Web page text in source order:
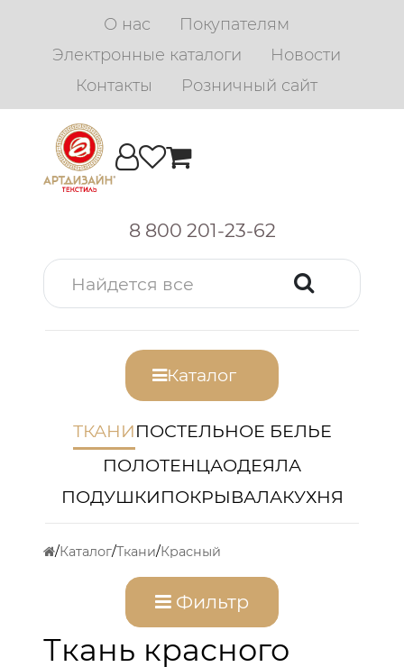
О нас
Покупателям
Электронные каталоги
Новости
Контакты
Розничный сайт
8 800 201-23-62
Каталог
ТКАНИПОСТЕЛЬНОЕ БЕЛЬЕ
ПОЛОТЕНЦАОДЕЯЛА
ПОДУШКИПОКРЫВАЛАКУХНЯ
Каталог Ткани Красный
Фильтр
Ткань красного